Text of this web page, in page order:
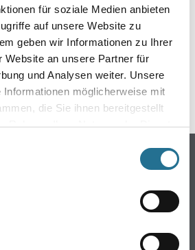
für soziale Medien anbieten
auf unsere Website zu
geben wir Informationen zu Ihrer
Website an unsere Partner für
und Analysen weiter. Unsere
Informationen möglicherweise mit
die Sie ihnen bereitgestellt
Rahmen Ihrer Nutzung der Dienste
schon an der Lösung und
so schnell wie möglich beheben.
unseren Online-Shop
Sie sich inspirieren.
ZUM ONLINE-SHOP